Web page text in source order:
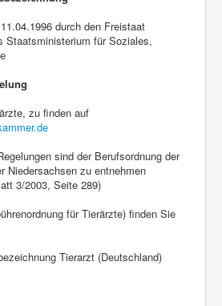
durch den Freistaat
Staatsministerium für Soziales,
zu finden auf
sind der Berufsordnung der
Niedersachsen zu entnehmen
3/2003, Seite 289)
für Tierärzte) finden Sie
Tierarzt (Deutschland)